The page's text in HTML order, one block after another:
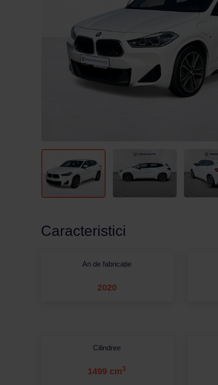
Caracteristici
An de fabricație
2020
Cilindree
1499 cm3